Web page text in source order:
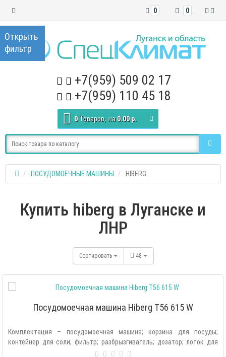
0
0
+7(959) 509 02 17
+7(959) 110 45 18
0 Tоваров, на 0.00 р.
ПОСУДОМОЕЧНЫЕ МАШИНЫ HIBERG
Купить hiberg в Луганске и
ЛНР
Сортировать 48
Посудомоечная машина Hiberg T56 615 W
Комплектация – посудомоечная машина; корзина для посуды;
контейнер для соли; фильтр; разбрызгиватель; дозатор; лоток для